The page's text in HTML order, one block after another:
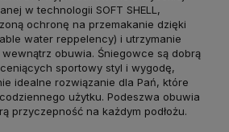
w technologii SOFT SHELL,
ochronę na przemakanie dzięki
water reppelency) i utrzymanie
obuwia. Śniegowce są dobrą
sportowy styl i wygodę,
idealne rozwiązanie dla Pań, które
użytku. Podeszwa obuwia
przyczepność na każdym podłożu.